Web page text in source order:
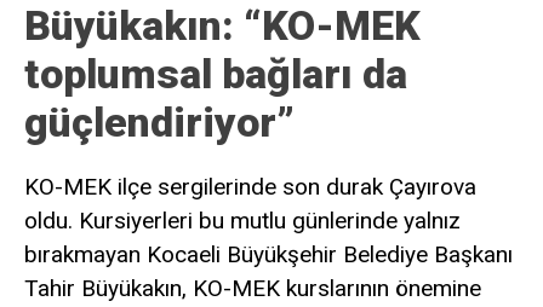
Büyükakın: “KO-MEK
toplumsal bağları da
güçlendiriyor”
KO-MEK ilçe sergilerinde son durak Çayırova
oldu. Kursiyerleri bu mutlu günlerinde yalnız
bırakmayan Kocaeli Büyükşehir Belediye Başkanı
Tahir Büyükakın, KO-MEK kurslarının önemine